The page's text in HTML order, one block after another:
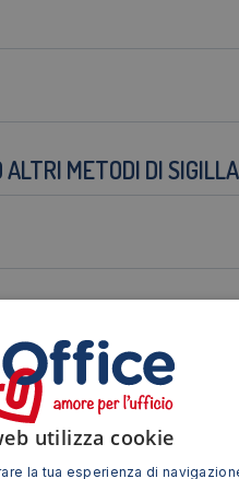
METODI DI
utilizza cookie
la tua esperienza di